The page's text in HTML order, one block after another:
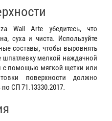
Wall Arte убедитесь, что
суха и чиста. Используйте
составы, чтобы выровнять
мелкой наждачной
с помощью мягкой щетки или
поверхности должно
по СП 71.13330.2017.